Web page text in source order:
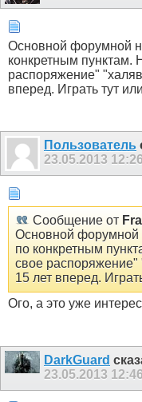
Основной форумной
конкретным пунктам.
распоряжение"
вперед. Играть тут
Пользователь
23.05.2013 12:26
Сообщение от
Основной форумной
по конкретным
свое
15 лет вперед.
Ого, а это уже
DarkGuard
23.05.2013 12:46